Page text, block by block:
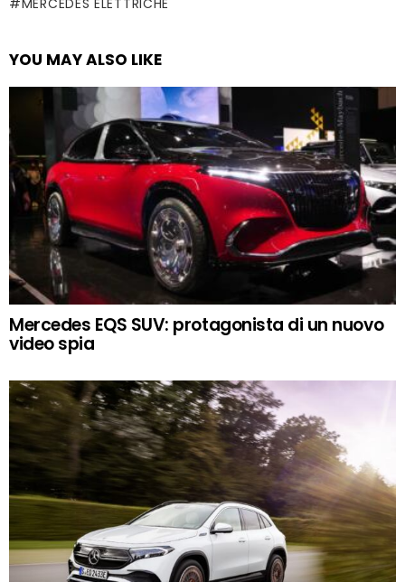
YOU MAY ALSO LIKE
Mercedes EQS SUV: protagonista di un nuovo
video spia